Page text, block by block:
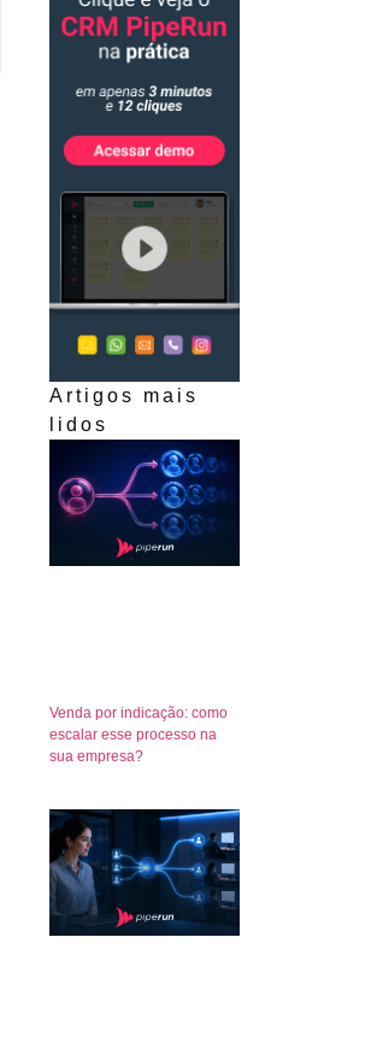
Artigos mais
lidos
Venda por indicação: como
escalar esse processo na
sua empresa?